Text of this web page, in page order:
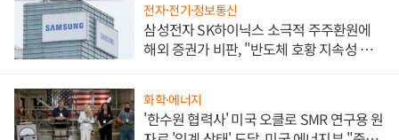
전자·전기·정보통신
삼성전자 SK하이닉스 소극적 주주환원에
해외 증권가 비판, "반도체 호황 지속성 의
화학·에너지
'한수원 협력사' 미국 오클로 SMR 연구용 원